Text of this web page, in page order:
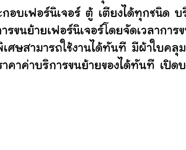
อบเฟอร์นิเจอร์ ตู้ เตียงได้ทุกชนิด บ
รขนย้ายเฟอร์นิเจอร์โดยจัดเวลากา
ศษสามารถใช้งานได้ทันที มีผ้าใบค
คาค่าบริการขนย้ายของได้ทันที เปิด